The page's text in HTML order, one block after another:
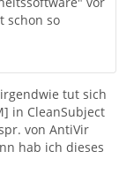
schon so
tut sich
in CleanSubject
von AntiVir
hab ich dieses